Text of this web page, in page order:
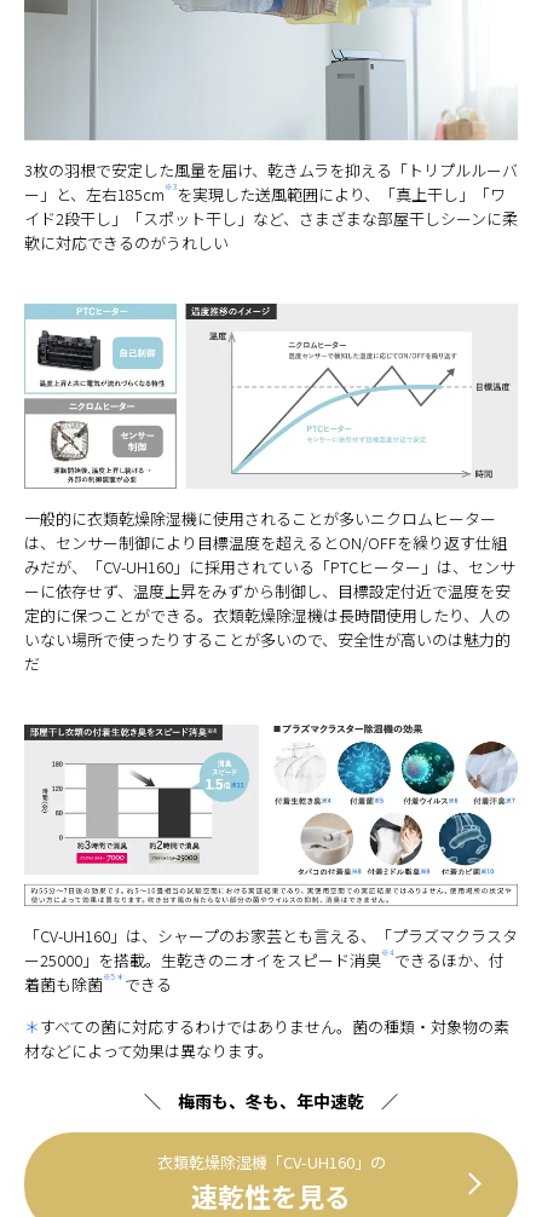
3枚の羽根で安定した風量を届け、乾きムラを抑える「トリプルルーバ
ー」と、左右185cm ※3 を実現した送風範囲により、「真上干し」「ワ
イド2段干し」「スポット干し」など、さまざまな部屋干しシーンに柔
軟に対応できるのがうれしい
一般的に衣類乾燥除湿機に使用されることが多いニクロムヒーター
は、センサー制御により目標温度を超えるとON/OFFを繰り返す仕組
みだが、「CV-UH160」に採用されている「PTCヒーター」は、センサ
ーに依存せず、温度上昇をみずから制御し、目標設定付近で温度を安
定的に保つことができる。衣類乾燥除湿機は長時間使用したり、人の
いない場所で使ったりすることが多いので、安全性が高いのは魅力的
だ
「CV-UH160」は、シャープのお家芸とも言える、「プラズマクラスタ
ー25000」を搭載。生乾きのニオイをスピード消臭※4できるほか、付
着菌も除菌※5 ＊ できる
＊すべての菌に対応するわけではありません。菌の種類・対象物の素
材などによって効果は異なります。
＼ 梅雨も、冬も、年中速乾 ／
衣類乾燥除湿機「CV-UH160」の
速乾性を見る